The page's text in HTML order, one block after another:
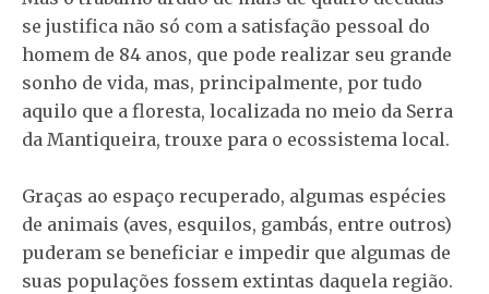
se justifica não só com a satisfação pessoal do
homem de 84 anos, que pode realizar seu grande
sonho de vida, mas, principalmente, por tudo
aquilo que a floresta, localizada no meio da Serra
da Mantiqueira, trouxe para o ecossistema local.
Graças ao espaço recuperado, algumas espécies
de animais (aves, esquilos, gambás, entre outros)
puderam se beneficiar e impedir que algumas de
suas populações fossem extintas daquela região.